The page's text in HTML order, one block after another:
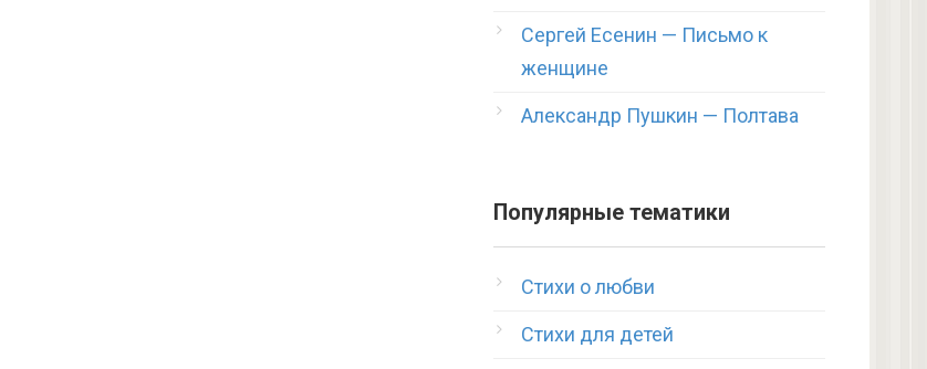
Сергей Есенин — Письмо к
женщине
Александр Пушкин — Полтава
Популярные тематики
Стихи о любви
Стихи для детей